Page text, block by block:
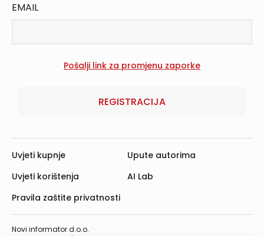
EMAIL
REGISTRACIJA
Novi informator d.o.o.
Uvjeti kupnje
Uvjeti korištenja
Pravila zaštite privatnosti
Upute autorima
AI Lab